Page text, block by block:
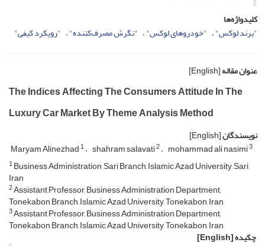
کلیدواژه‌ها
"برند لوکس"
"خودروهای لوکس" "نگرش مصرف‌کننده" "رویکرد کیفی"
عنوان مقاله[English]
The Indices Affecting The Consumers Attitude In The
Luxury Car Market By Theme Analysis Method
نویسندگان[English]
Maryam Alinezhad1 shahram salavati2 mohammad ali nasimi3
1Business Administration, Sari Branch, Islamic Azad University, Sari,
Iran
2Assistant Professor, Business Administration Department,
Tonekabon Branch, Islamic Azad University, Tonekabon, Iran
3Assistant Professor, Business Administration Department,
Tonekabon Branch, Islamic Azad University, Tonekabon, Iran
چکیده[English]